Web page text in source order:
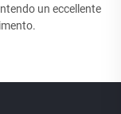
un eccellente